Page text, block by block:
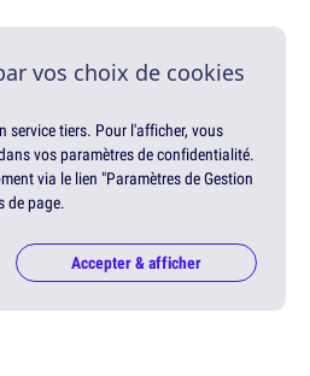
vos choix de cookies
service tiers. Pour l'afficher, vous
vos paramètres de confidentialité.
via le lien "Paramètres de Gestion
de page.
Accepter & afficher